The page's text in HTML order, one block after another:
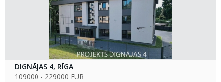
DIGNĀJAS 4, RĪGA
109000 - 229000 EUR